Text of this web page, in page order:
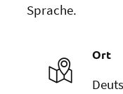
Sprache.
Ort